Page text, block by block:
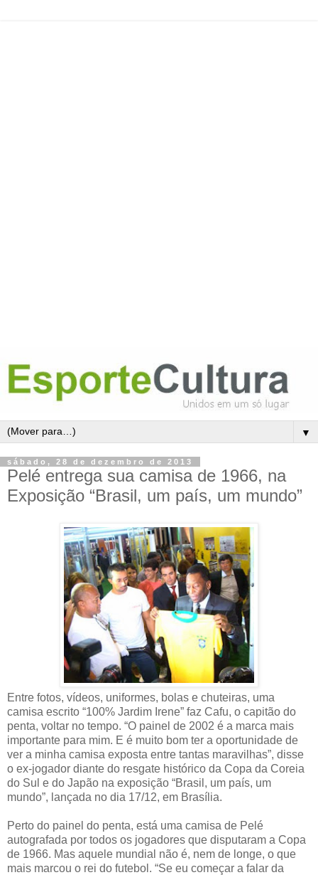
▼
sábado, 28 de dezembro de 2013
Pelé entrega sua camisa de 1966, na
Exposição “Brasil, um país, um mundo”
Entre fotos, vídeos, uniformes, bolas e chuteiras, uma
camisa escrito “100% Jardim Irene” faz Cafu, o capitão do
penta, voltar no tempo. “O painel de 2002 é a marca mais
importante para mim. E é muito bom ter a oportunidade de
ver a minha camisa exposta entre tantas maravilhas”, disse
o ex-jogador diante do resgate histórico da Copa da Coreia
do Sul e do Japão na exposição “Brasil, um país, um
mundo”, lançada no dia 17/12, em Brasília.
Perto do painel do penta, está uma camisa de Pelé
autografada por todos os jogadores que disputaram a Copa
de 1966. Mas aquele mundial não é, nem de longe, o que
mais marcou o rei do futebol. “Se eu começar a falar da